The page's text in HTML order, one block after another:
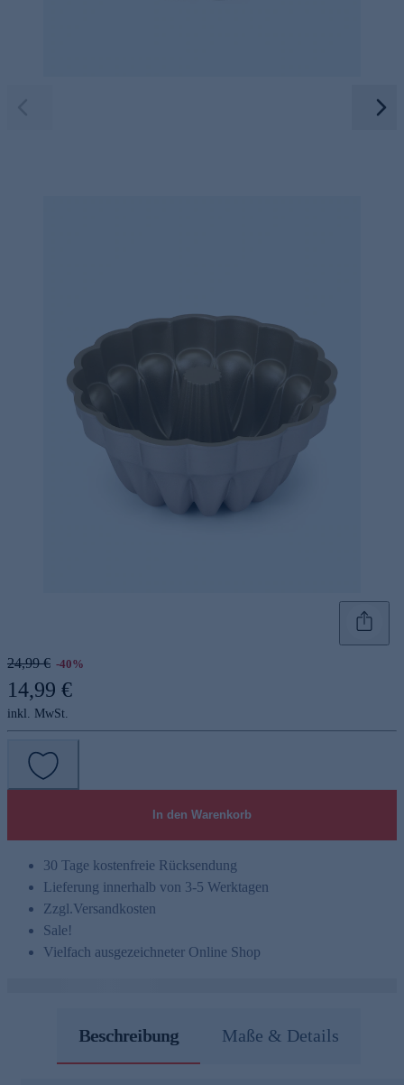
24,99 € -40%
14,99 €
inkl. MwSt.
In den Warenkorb
30 Tage kostenfreie Rücksendung
Lieferung innerhalb von 3-5 Werktagen
Zzgl.Versandkosten
Sale!
Vielfach ausgezeichneter Online Shop
Beschreibung Maße & Details